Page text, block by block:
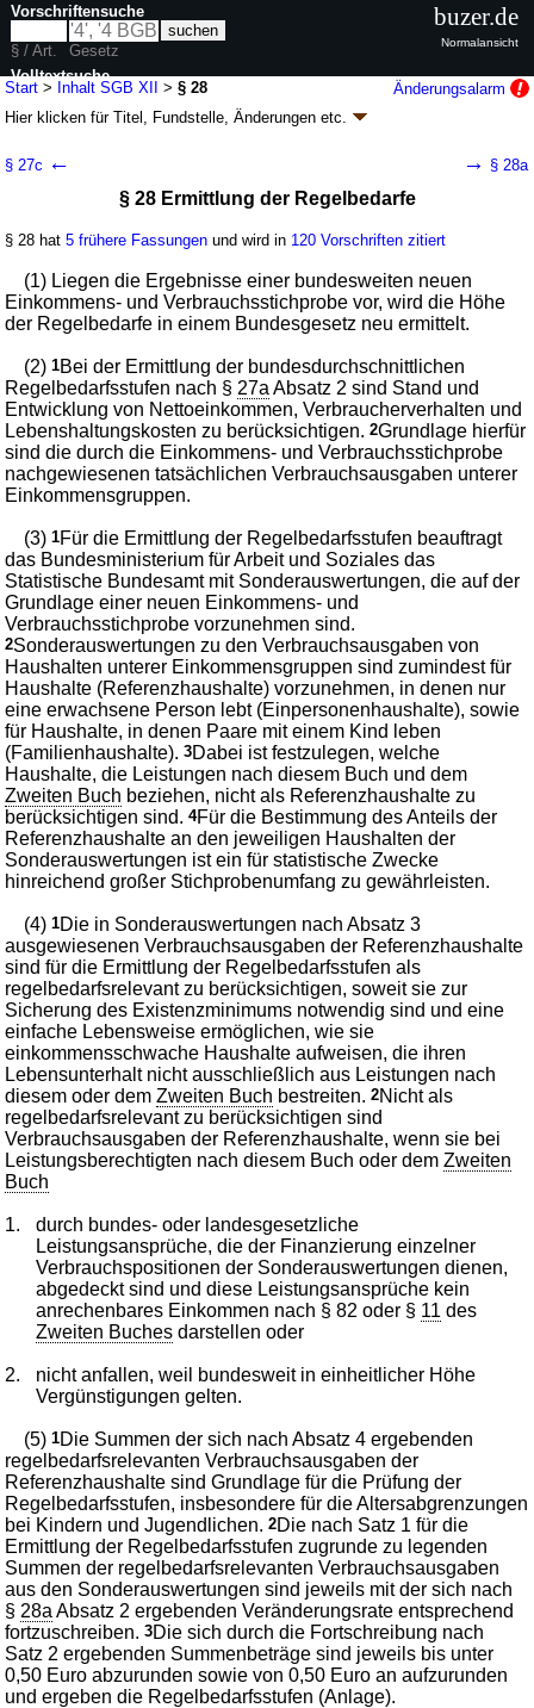
Start > Inhalt SGB XII >§ 28
Änderungsalarm
Hier klicken fürTitel, Fundstelle, Änderungen etc.
(XII) - Sozialhilfe - (SGB XII)
Artikel 1 G. v. 27.12.2003BGBl. I S. 3022, 3023; zuletzt geändert durch
Geltung ab 01.01.2005; FNA: 860-12Sozialgesetzbuch
wird in 618 Vorschriften zitiert
Drittes Kapitel Hilfe zum Lebensunterhalt
Lebensunterhalt, Regelbedarfe und Regelsätze
§ 27c ← → § 28a
§ 28 Ermittlung der Regelbedarfe
§ 28 hat5 frühere Fassungen und wird in 120 Vorschriften zitiert
(1) Liegen die Ergebnisse einer bundesweiten neuen
Einkommens- und Verbrauchsstichprobe vor, wird die Höhe
der Regelbedarfe in einem Bundesgesetz neu ermittelt.
(2)1Bei der Ermittlung der bundesdurchschnittlichen
Regelbedarfsstufen nach § 27a Absatz 2 sind Stand und
Entwicklung von Nettoeinkommen, Verbraucherverhalten und
Lebenshaltungskosten zu berücksichtigen.2Grundlage hierfür
sind die durch die Einkommens- und Verbrauchsstichprobe
nachgewiesenen tatsächlichen Verbrauchsausgaben unterer
Einkommensgruppen.
(3)1Für die Ermittlung der Regelbedarfsstufen beauftragt
das Bundesministerium für Arbeit und Soziales das
Statistische Bundesamt mit Sonderauswertungen, die auf der
Grundlage einer neuen Einkommens- und
Verbrauchsstichprobe vorzunehmen sind.
2Sonderauswertungen zu den Verbrauchsausgaben von
Haushalten unterer Einkommensgruppen sind zumindest für
Haushalte (Referenzhaushalte) vorzunehmen, in denen nur
eine erwachsene Person lebt (Einpersonenhaushalte), sowie
für Haushalte, in denen Paare mit einem Kind leben
(Familienhaushalte).3Dabei ist festzulegen, welche
Haushalte, die Leistungen nach diesem Buch und dem
Zweiten Buch beziehen, nicht als Referenzhaushalte zu
berücksichtigen sind.4Für die Bestimmung des Anteils der
Referenzhaushalte an den jeweiligen Haushalten der
Sonderauswertungen ist ein für statistische Zwecke
hinreichend großer Stichprobenumfang zu gewährleisten.
(4)1Die in Sonderauswertungen nach Absatz 3
ausgewiesenen Verbrauchsausgaben der Referenzhaushalte
sind für die Ermittlung der Regelbedarfsstufen als
regelbedarfsrelevant zu berücksichtigen, soweit sie zur
Sicherung des Existenzminimums notwendig sind und eine
einfache Lebensweise ermöglichen, wie sie
einkommensschwache Haushalte aufweisen, die ihren
Lebensunterhalt nicht ausschließlich aus Leistungen nach
diesem oder demZweiten Buch bestreiten.2Nicht als
regelbedarfsrelevant zu berücksichtigen sind
Verbrauchsausgaben der Referenzhaushalte, wenn sie bei
Leistungsberechtigten nach diesem Buch oder demZweiten
Buch
1.
durch bundes- oder landesgesetzliche
Leistungsansprüche, die der Finanzierung einzelner
Verbrauchspositionen der Sonderauswertungen dienen,
abgedeckt sind und diese Leistungsansprüche kein
anrechenbares Einkommen nach § 82 oder § 11 des
Zweiten Buches darstellen oder
2.
nicht anfallen, weil bundesweit in einheitlicher Höhe
Vergünstigungen gelten.
(5)1Die Summen der sich nach Absatz 4 ergebenden
regelbedarfsrelevanten Verbrauchsausgaben der
Referenzhaushalte sind Grundlage für die Prüfung der
Regelbedarfsstufen, insbesondere für die Altersabgrenzungen
bei Kindern und Jugendlichen.2Die nach Satz 1 für die
Ermittlung der Regelbedarfsstufen zugrunde zu legenden
Summen der regelbedarfsrelevanten Verbrauchsausgaben
aus den Sonderauswertungen sind jeweils mit der sich nach
§ 28a Absatz 2 ergebenden Veränderungsrate entsprechend
fortzuschreiben.3Die sich durch die Fortschreibung nach
Satz 2 ergebenden Summenbeträge sind jeweils bis unter
0,50 Euro abzurunden sowie von 0,50 Euro an aufzurunden
und ergeben die Regelbedarfsstufen (Anlage).
Vorschriftensuche
§ / Art.
Gesetz
Volltextsuche
nur in SGB XII
buzer.de
Normalansicht